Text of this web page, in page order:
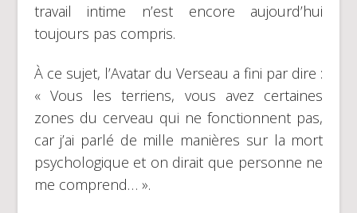
travail intime n’est encore aujourd’hui
toujours pas compris.
À ce sujet, l’Avatar du Verseau a fini par dire :
« Vous les terriens, vous avez certaines
zones du cerveau qui ne fonctionnent pas,
car j’ai parlé de mille manières sur la mort
psychologique et on dirait que personne ne
me comprend… ».